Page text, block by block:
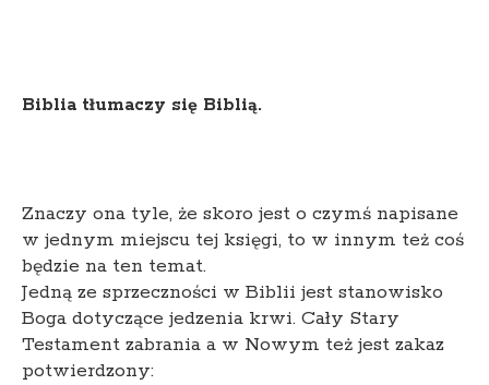
Biblia tłumaczy się Biblią.
Znaczy ona tyle, że skoro jest o czymś napisane
w jednym miejscu tej księgi, to w innym też coś
będzie na ten temat.
Jedną ze sprzeczności w Biblii jest stanowisko
Boga dotyczące jedzenia krwi. Cały Stary
Testament zabrania a w Nowym też jest zakaz
potwierdzony: